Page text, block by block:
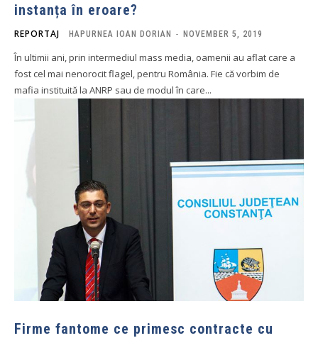
instanța în eroare?
REPORTAJ HAPURNEA IOAN DORIAN - NOVEMBER 5, 2019
În ultimii ani, prin intermediul mass media, oamenii au aflat care a
fost cel mai nenorocit flagel, pentru România. Fie că vorbim de
mafia instituită la ANRP sau de modul în care...
Firme fantome ce primesc contracte cu